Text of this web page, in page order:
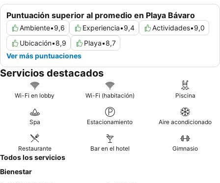
Puntuación superior al promedio en Playa Bávaro
Ambiente•9,6 Experiencia•9,4 Actividades•9,0
Ubicación•8,9 Playa•8,7
Ver más puntuaciones
Servicios destacados
Wi-Fi en lobby Wi-Fi (habitación) Piscina
Spa Estacionamiento Aire acondicionado
Restaurante Bar en el hotel Gimnasio
Todos los servicios
Bienestar